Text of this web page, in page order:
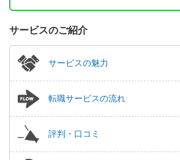
サービスのご紹介
サービスの魅力
転職サービスの流れ
評判・口コミ